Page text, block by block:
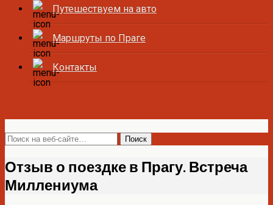
Путешествуем на авто
Маршруты по Праге
Контакты
Отзыв о поездке в Прагу. Встреча
Миллениума